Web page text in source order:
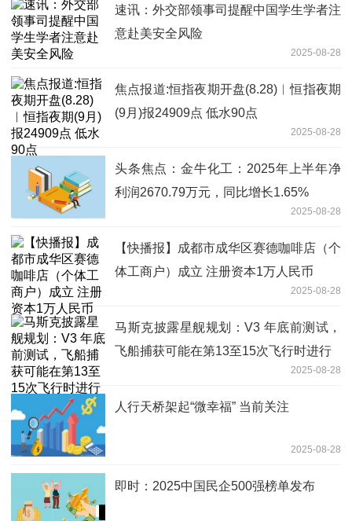
速讯：外交部领事司提醒中国学生学者注
意赴美安全风险
2025-08-28
焦点报道:恒指夜期开盘(8.28)︱恒指夜期
(9月)报24909点 低水90点
2025-08-28
头条焦点：金牛化工：2025年上半年净
利润2670.79万元，同比增长1.65%
2025-08-28
【快播报】成都市成华区赛德咖啡店（个
体工商户）成立 注册资本1万人民币
2025-08-28
马斯克披露星舰规划：V3 年底前测试，
飞船捕获可能在第13至15次飞行时进行
2025-08-28
人行天桥架起“微幸福” 当前关注
2025-08-28
即时：2025中国民企500强榜单发布